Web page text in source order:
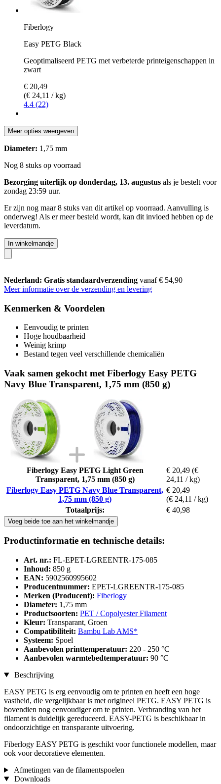
Fiberlogy
Easy PETG Black
Geoptimaliseerd PETG met verbeterde printeigenschappen in
zwart
€ 20,49
(€ 24,11 / kg)
4.4 (22)
Meer opties weergeven
Diameter: 1,75 mm
Nog 8 stuks op voorraad
Bezorging uiterlijk op donderdag, 13. augustus als je bestelt voor
zondag 23:59 uur.
Er zijn nog maar 8 stuks van dit artikel op voorraad. Aanvulling is
onderweg! Als er meer besteld wordt, kan dit invloed hebben op de
leverdatum.
In winkelmandje
Nederland: Gratis standaardverzending vanaf € 54,90
Meer informatie over de verzending en levering
Kenmerken & Voordelen
Eenvoudig te printen
Hoge houdbaarheid
Weinig krimp
Bestand tegen veel verschillende chemicaliën
Vaak samen gekocht met Fiberlogy Easy PETG
Navy Blue Transparent, 1,75 mm (850 g)
Fiberlogy Easy PETG Light Green
Transparent, 1,75 mm (850 g)
€ 20,49 (€
24,11 / kg)
Fiberlogy Easy PETG Navy Blue Transparent,
1,75 mm (850 g)
€ 20,49
(€ 24,11 / kg)
Totaalprijs:
€ 40,98
Voeg beide toe aan het winkelmandje
Productinformatie en technische details:
Art. nr.: FL-EPET-LGREENTR-175-085
Inhoud: 850 g
EAN: 5902560995602
Producentnummer: EPET-LGREENTR-175-085
Merken (Producent): Fiberlogy
Diameter: 1,75 mm
Productsoorten: PET / Copolyester Filament
Kleur: Transparant, Groen
Compatibiliteit: Bambu Lab AMS*
Systeem: Spoel
Aanbevolen printtemperatuur: 220 - 250 °C
Aanbevolen warmtebedtemperatuur: 90 °C
Beschrijving
EASY PETG is erg eenvoudig om te printen en heeft een hoge
vastheid, die vergelijkbaar is met origineel PETG. EASY PETG is
bovendien nog eenvoudiger om te printen. Verbranding van het
filament is duidelijk gereduceerd. EASY-PETG is beschikbaar in
ondoorzichtige en transparante uitvoering.
Fiberlogy EASY PETG is geschikt voor functionele modellen, maar
ook voor decoratieve elementen.
Afmetingen van de filamentspoelen
Downloads